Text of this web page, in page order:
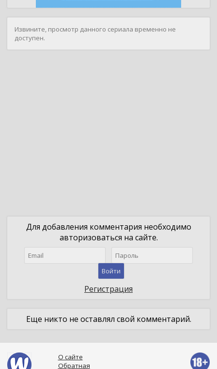
Извините, просмотр данного сериала временно не
доступен.
Для добавления комментария необходимо
авторизоваться на сайте.
Войти
Регистрация
Еще никто не оставлял свой комментарий.
О сайте
Обратная